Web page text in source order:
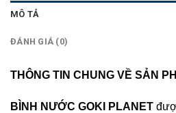
MÔ TẢ
ĐÁNH GIÁ (0)
THÔNG TIN CHUNG VỀ SẢN
BÌNH NƯỚC GOKI PLANET